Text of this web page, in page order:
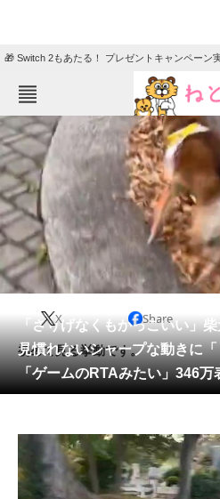
🎁 Switch 2もあたる！ プレゼントキャンペーン
ねとらぼメニュー
TOP ニ
エンタメ ク
グルメ 地域
住まい 教
動物 リ
会員記事
メディア
注目記事を集めた総合ページ
ITの今と未来を見通す
スマホと通信の最新トレンド
「さりげなくもかっこいい」
見慣れないシャープな動きに
「ゲームのRTAみたい」346万
X Share
初めて見る挙動です。